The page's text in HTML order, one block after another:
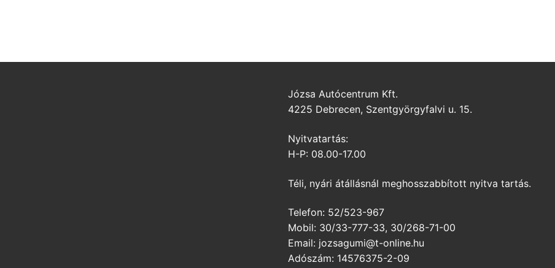
Józsa Autócentrum Kft.
4225 Debrecen, Szentgyörgyfalvi u. 15.
Nyitvatartás:
H-P: 08.00-17.00
Téli, nyári átállásnál meghosszabbított nyitva tartás.
Telefon: 52/523-967
Mobil: 30/33-777-33, 30/268-71-00
Email: jozsagumi@t-online.hu
Adószám: 14576375-2-09